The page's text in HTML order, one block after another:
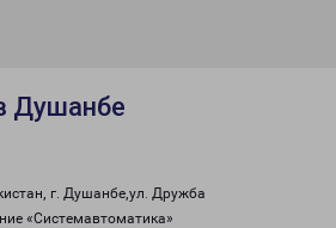
Душанбе
г. Душанбе,ул. Дружба
«Системавтоматика»